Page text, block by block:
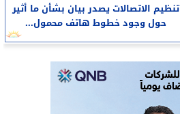
تنظيم الاتصالات يصدر بيان بشأن ما أثير
حول وجود خطوط هاتف محمول...